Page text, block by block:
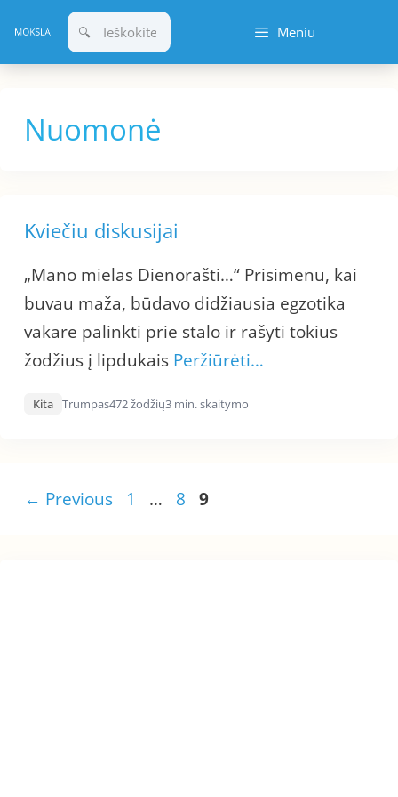
prie
turinio
Meniu
Nuomonė
Kviečiu diskusijai
„Mano mielas Dienorašti…“ Prisimenu, kai
buvau maža, būdavo didžiausia egzotika
vakare palinkti prie stalo ir rašyti tokius
žodžius į lipdukais Peržiūrėti…
Kita Trumpas472 žodžių3 min. skaitymo
← Previous Page
1 … Page
8 Page
9